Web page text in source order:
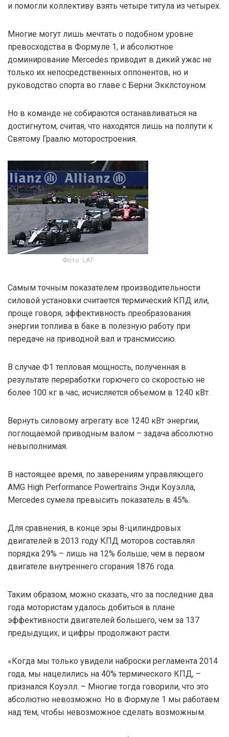
и помогли коллективу взять четыре титула из четырех.
Многие могут лишь мечтать о подобном уровне
превосходства в Формуле 1, и абсолютное
доминирование Mercedes приводит в дикий ужас не
только их непосредственных оппонентов, но и
руководство спорта во главе с Берни Экклстоуном.
Но в команде не собираются останавливаться на
достигнутом, считая, что находятся лишь на полпути к
Святому Граалю моторостроения.
Фото: LAT
Самым точным показателем производительности
силовой установки считается термический КПД или,
проще говоря, эффективность преобразования
энергии топлива в баке в полезную работу при
передаче на приводной вал и трансмиссию.
В случае Ф1 тепловая мощность, полученная в
результате переработки горючего со скоростью не
более 100 кг в час, исчисляется объемом в 1240 кВт.
Вернуть силовому агрегату все 1240 кВт энергии,
поглощаемой приводным валом – задача абсолютно
невыполнимая.
В настоящее время, по заверениям управляющего
AMG High Performance Powertrains Энди Коуэлла,
Mercedes сумела превысить показатель в 45%.
Для сравнения, в конце эры 8-цилиндровых
двигателей в 2013 году КПД моторов составлял
порядка 29% – лишь на 12% больше, чем в первом
двигателе внутреннего сгорания 1876 года.
Таким образом, можно сказать, что за последние два
года мотористам удалось добиться в плане
эффективности двигателей большего, чем за 137
предыдущих, и цифры продолжают расти.
«Когда мы только увидели наброски регламента 2014
года, мы нацелились на 40% термического КПД, –
признался Коуэлл. – Многие тогда говорили, что это
абсолютно невозможно. Но в Формуле 1 мы работаем
над тем, чтобы невозможное сделать возможным.